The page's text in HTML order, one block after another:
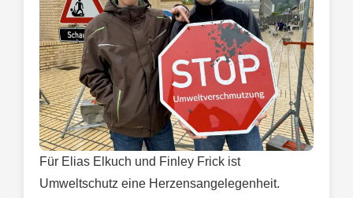
Für Elias Elkuch und Finley Frick ist
Umweltschutz eine Herzensangelegenheit.